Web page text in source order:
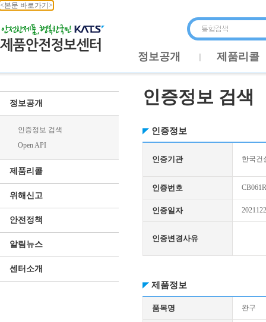
<본문 바로가기>
정보공개 제품리콜
정보공개
인증정보 검색
Open API
제품리콜
위해신고
안전정책
알림뉴스
센터소개
인증정보 검색
인증정보
인증기관 한국건
인증번호
인증일자
인증변경사유
제품정보
품목명 완구